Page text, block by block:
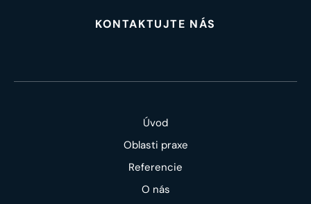
KONTAKTUJTE NÁS
Úvod
Oblasti praxe
Referencie
O nás